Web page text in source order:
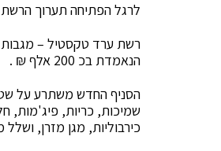
לרגל הפתיחה תערוך הרשת מבצעים מיוחדים:
רשת ערד טקסטיל – מגבות
הנאמדת בכ 200 אלף ₪ .
שמיכות, כריות, פיג'מות,
כירבוליות, מגן מזרן, ושלל